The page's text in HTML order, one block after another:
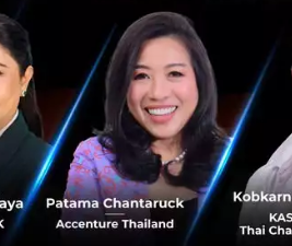
แค่เทรนด์ชั่วคราว แต่จะกลายเป็น
ทุกคนจะกลายเป็นฟรีแลนซ์หมด
าจะเป็นแพลตฟอร์มที่ช่วยสร้างอ
ด้เกิดจากตำแหน่งในองค์กรอีกต่อ
หยุ่นที่สุด
มั่นคงให้อีกแล้ว สิ่งเดียวที่มั่นคงไ